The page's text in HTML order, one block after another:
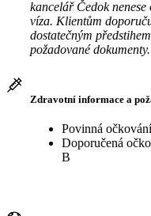
kancelář Čedok
víza. Klientům
dostatečným
požadované dokumenty.
Zdravotní informace a
Povinná
Doporučená
B